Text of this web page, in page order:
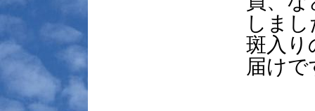
しま
斑入り
届けで